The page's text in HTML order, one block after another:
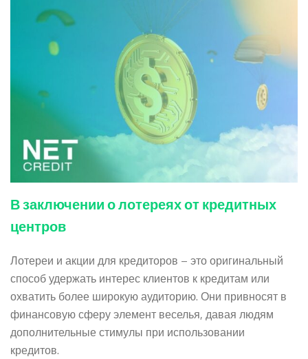
В заключении о лотереях от кредитных
центров
Лотереи и акции для кредиторов – это оригинальный
способ удержать интерес клиентов к кредитам или
охватить более широкую аудиторию. Они привносят в
финансовую сферу элемент веселья, давая людям
дополнительные стимулы при использовании
кредитов.